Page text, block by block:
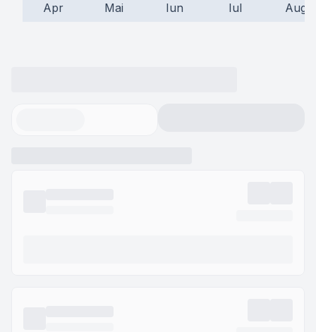
Apr Mai Iun Iul Aug